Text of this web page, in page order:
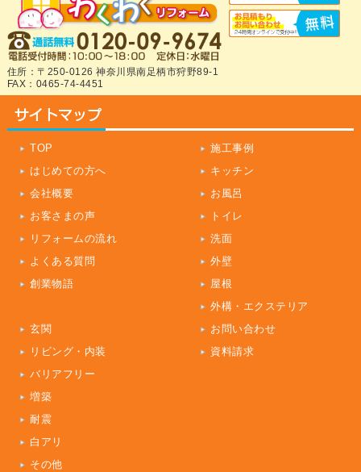
住所：〒250-0126 神奈川県南足柄市狩野89-1
FAX：0465-74-4451
TOP
はじめての方へ
会社概要
お客さまの声
リフォームの流れ
よくある質問
創業物語
施工事例
キッチン
お風呂
トイレ
洗面
外壁
屋根
外構・エクステリア
玄関
リビング・内装
バリアフリー
増築
耐震
白アリ
その他
お問い合わせ
資料請求